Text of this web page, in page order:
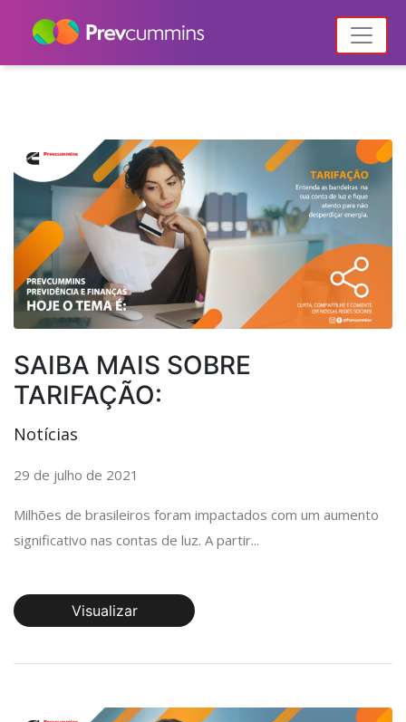
Home
Notícias
Articles posted by Arte da Criação
SAIBA MAIS SOBRE
TARIFAÇÃO:
Notícias
29 de julho de 2021
Milhões de brasileiros foram impactados com um aumento
significativo nas contas de luz. A partir...
Visualizar